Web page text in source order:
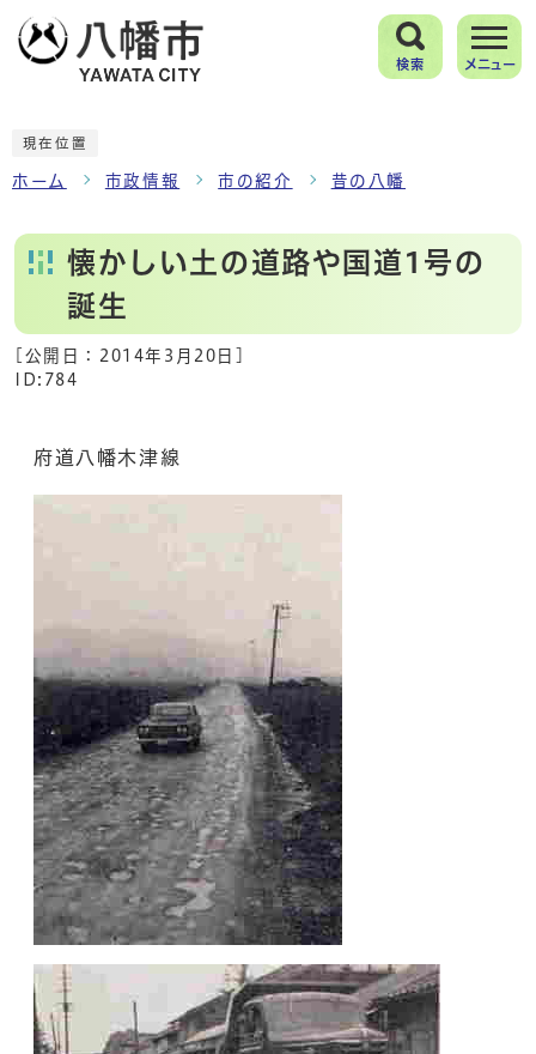
検索 メニュー
現在位置
ホーム 市政情報 市の紹介 昔の八幡
懐かしい土の道路や国道1号の
誕生
[公開日： 2014年3月20日
ID:784
府道八幡木津線